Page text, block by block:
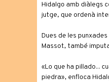
Hidalgo amb diàlegs
jutge, que ordenà
Dues de les
Massot, també
«Lo que ha pillado...
piedra», enfloca